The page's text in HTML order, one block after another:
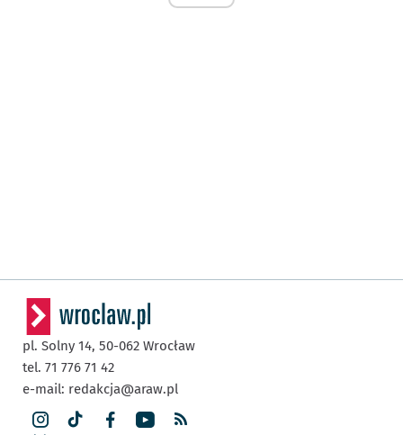
pl. Solny 14, 50-062 Wrocław
tel. 71 776 71 42
e-mail: redakcja@araw.pl